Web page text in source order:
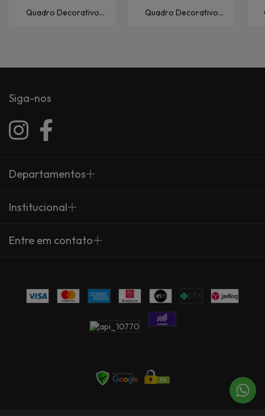
Quadro Decorativo
Quadro Decorativo
Siga-nos
Departamentos
Institucional
Entre em contato